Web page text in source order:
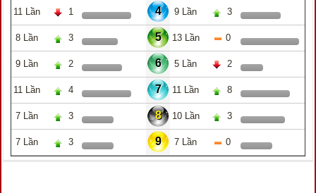
11 Lần 1 4 9 Lần 3
8 Lần 3 5 13 Lần 0
9 Lần 2 6 5 Lần 2
11 Lần 4 7 11 Lần 8
7 Lần 3 8 10 Lần 3
7 Lần 3 9 7 Lần 0